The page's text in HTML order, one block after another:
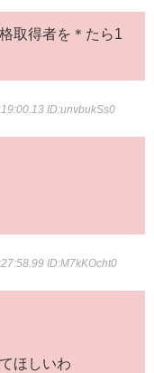
取得者を＊たら1
ID:unvbukSs0
ID:M7kKOcht0
ほしいわ